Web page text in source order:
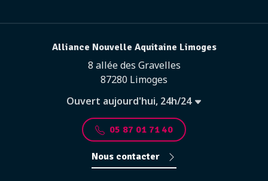
Alliance Nouvelle Aquitaine Limoges
8 allée des Gravelles
87280 Limoges
Ouvert aujourd'hui, 24h/24
05 87 01 71 40
Nous contacter